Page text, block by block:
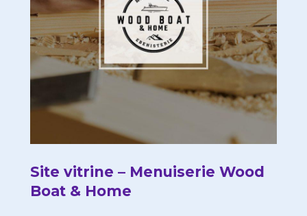
Site vitrine – Menuiserie Wood
Boat & Home